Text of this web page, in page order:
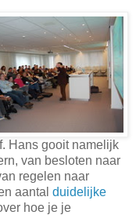
Hans gooit namelijk
van besloten naar
regelen naar
aantal duidelijke
hoe je je